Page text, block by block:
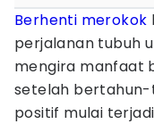
Berhenti merokok
perjalanan tubuh
mengira manfaat
setelah
positif mulai